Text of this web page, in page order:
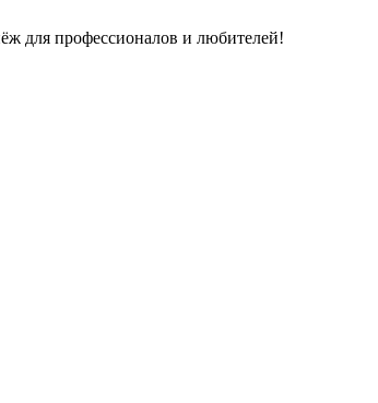
для профессионалов и любителей!